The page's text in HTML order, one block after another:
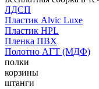
ЛДСП
Пластик Alvic Luxe
Пластик HPL
Пленка ПВХ
Полотно АГТ (МДФ)
полки
корзины
штанги